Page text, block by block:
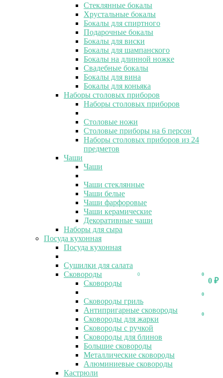
0
0 ₽
0
0
0
Стеклянные бокалы
Хрустальные бокалы
Бокалы для спиртного
Подарочные бокалы
Бокалы для виски
Бокалы для шампанского
Бокалы на длинной ножке
Свадебные бокалы
Бокалы для вина
Бокалы для коньяка
Наборы столовых приборов
Наборы столовых приборов
Столовые ножи
Столовые приборы на 6 персон
Наборы столовых приборов из 24
предметов
Чаши
Чаши
Чаши стеклянные
Чаши белые
Чаши фарфоровые
Чаши керамические
Декоративные чаши
Наборы для сыра
Посуда кухонная
Посуда кухонная
Сушилки для салата
Сковороды
Сковороды
Сковороды гриль
Антипригарные сковороды
Сковороды для жарки
Сковороды с ручкой
Сковороды для блинов
Большие сковороды
Металлические сковороды
Алюминиевые сковороды
Кастрюли